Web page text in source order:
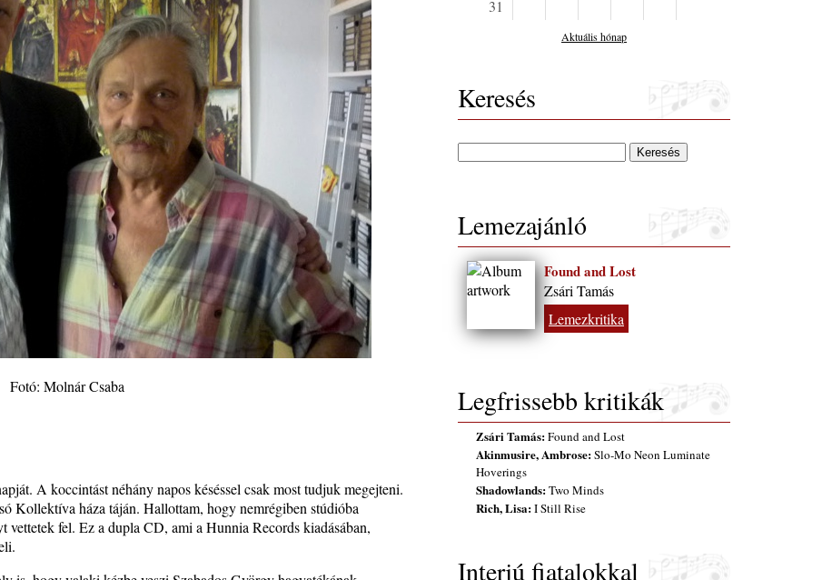
– 109.
rész:
és
Fotó: Molnár Csaba
A koccintást néhány napos késéssel csak most tudjuk megejteni.
Kollektíva háza táján. Hallottam, hogy nemrégiben stúdióba
vettetek fel. Ez a dupla CD, ami a Hunnia Records kiadásában,
31
Aktuális hónap
Keresés
Lemezajánló
Found and Lost
Zsári Tamás
Lemezkritika
Legfrissebb kritikák
Zsári Tamás:Found and Lost
Akinmusire, Ambrose:Slo-Mo Neon Luminate
Hoverings
Shadowlands:Two Minds
Rich, Lisa:I Still Rise
Interjú fiatalokkal